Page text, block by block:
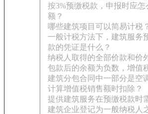
按3%预缴税款，申报时应怎
额？
哪些建筑项目可以简易计税
一般计税方法下，建筑服务
款的凭证是什么？
纳税人取得的全部价款和价
包款后的余额为负数，增值
建筑分包合同中一部分是空
计算增值税销售额时扣除？
提供建筑服务在预缴税款时
建筑企业登记为一般纳税人